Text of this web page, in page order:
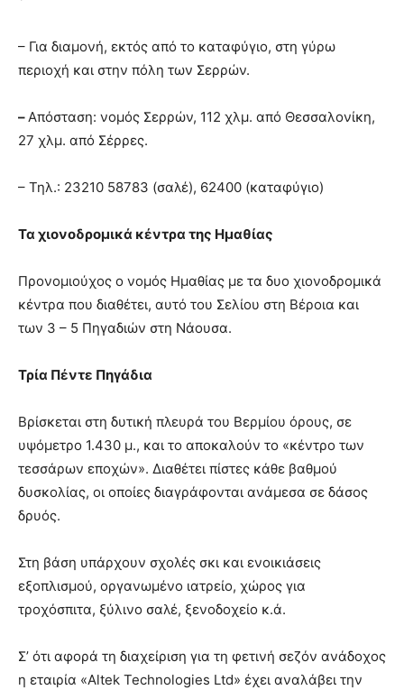
– Για διαμονή, εκτός από το καταφύγιο, στη γύρω
περιοχή και στην πόλη των Σερρών.
– Απόσταση: νομός Σερρών, 112 χλμ. από Θεσσαλονίκη,
27 χλμ. από Σέρρες.
– Τηλ.: 23210 58783 (σαλέ), 62400 (καταφύγιο)
Τα χιονοδρομικά κέντρα της Ημαθίας
Προνομιούχος ο νομός Ημαθίας με τα δυο χιονοδρομικά
κέντρα που διαθέτει, αυτό του Σελίου στη Βέροια και
των 3 – 5 Πηγαδιών στη Νάουσα.
Τρία Πέντε Πηγάδια
Βρίσκεται στη δυτική πλευρά του Βερμίου όρους, σε
υψόμετρο 1.430 μ., και το αποκαλούν το «κέντρο των
τεσσάρων εποχών». Διαθέτει πίστες κάθε βαθμού
δυσκολίας, οι οποίες διαγράφονται ανάμεσα σε δάσος
δρυός.
Στη βάση υπάρχουν σχολές σκι και ενοικιάσεις
εξοπλισμού, οργανωμένο ιατρείο, χώρος για
τροχόσπιτα, ξύλινο σαλέ, ξενοδοχείο κ.ά.
Σ’ ότι αφορά τη διαχείριση για τη φετινή σεζόν ανάδοχος
η εταιρία «Altek Technologies Ltd» έχει αναλάβει την